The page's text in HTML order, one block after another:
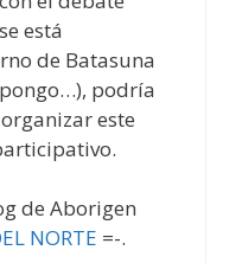
está
de Batasuna
podría
este
de Aborigen
NORTE =-.